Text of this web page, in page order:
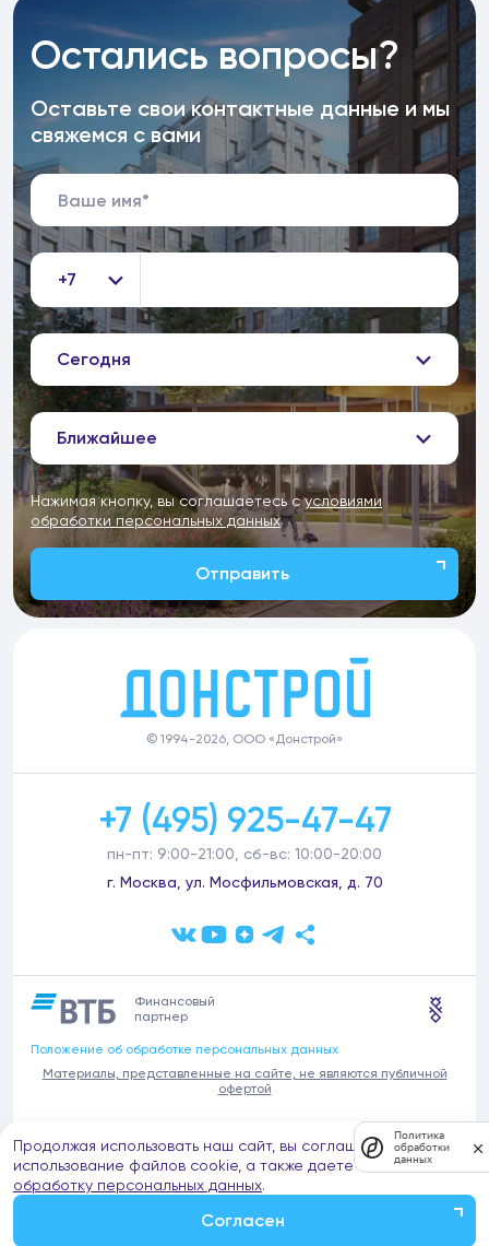
Остались вопросы?
Оставьте свои контактные данные и мы
свяжемся с вами
+7
Сегодня
Ближайшее
Нажимая кнопку, вы соглашаетесь сусловиями
обработки персональных данных
Отправить
© 1994-2026, ООО «Донстрой»
+7 (495) 925-47-47
пн-пт: 9:00-21:00, сб-вс: 10:00-20:00
г. Москва, ул. Мосфильмовская, д. 70
Финансовый
партнер
Положение об обработке персональных данных
Материалы, представленные на сайте, не являются публичной
офертой
В связи с участившимися случаями предложений частных услуг от
имени компании Донстрой (проведения ремонтов, продажи
отделочных материалов и т.п.), обращаем внимание на то, что
компания Донстрой не оказывает таких услуг, не имеет
представительств такого профиля и не обращается к частным
Продолжая использовать наш сайт, вы соглашаетесь на
использование файлов cookie, а также даете согласие на
обработку персональных данных.
Согласен
Политика
обработки
данных